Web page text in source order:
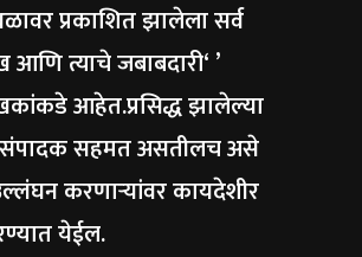
प्रकाशित झालेला सर्व
त्याचे जबाबदारी‘ ’
आहेत.प्रसिद्ध झालेल्या
सहमत असतीलच असे
करणाऱ्यांवर कायदेशीर
येईल.